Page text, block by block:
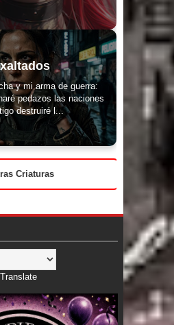
y mi arma de guerra:
pedazos las naciones
destruiré l...
Criaturas
Translate